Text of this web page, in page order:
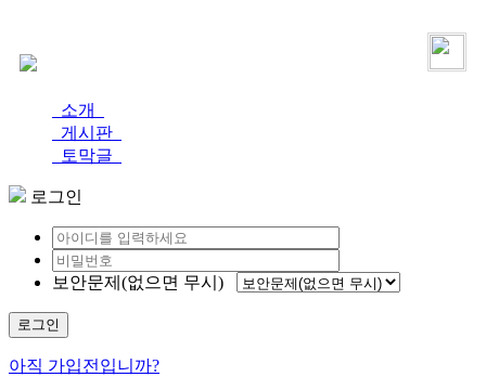
소개
게시판
토막글
로그인
보안문제(없으면 무시)
로그인
아직 가입전입니까?